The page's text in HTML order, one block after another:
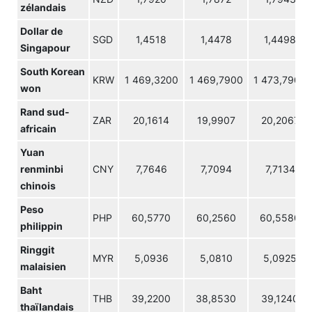
zélandais
Dollar de
Singapour
SGD 1,4518 1,4478 1,4498
South Korean
won
KRW 1 469,3200 1 469,7900 1 473,7900
Rand sud-
africain
ZAR 20,1614 19,9907 20,2067
Yuan
renminbi
chinois
CNY 7,7646 7,7094 7,7134
Peso
philippin
PHP 60,5770 60,2560 60,5580
Ringgit
malaisien
MYR 5,0936 5,0810 5,0925
Baht
thaïlandais
THB 39,2200 38,8530 39,1240